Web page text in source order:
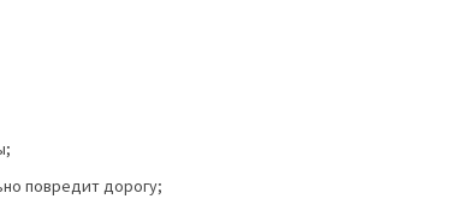
повредит дорогу;